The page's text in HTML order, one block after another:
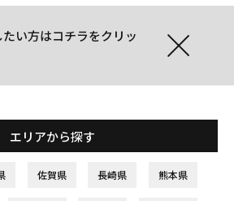
い方はコチラをクリッ
エリアから探す
佐賀県 長崎県 熊本県